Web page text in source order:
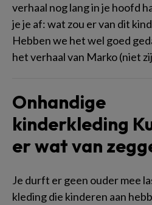
verhaal nog lang in je hoofd
je je af: wat zou er van dit
Hebben we het wel goed
het verhaal van Marko (niet
Onhandige
kinderkleding
er wat van
Je durft er geen ouder mee
kleding die kinderen aan